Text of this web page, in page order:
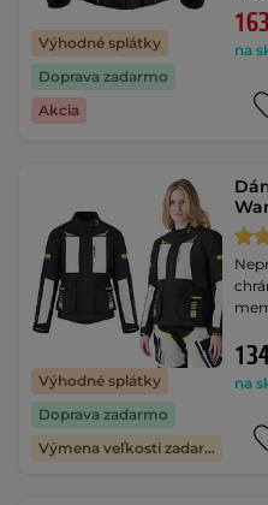
Výhodné splátky
Doprava zadarmo
Akcia
na
Výhodné splátky
Doprava zadarmo
Výmena veľkosti zadarmo
na